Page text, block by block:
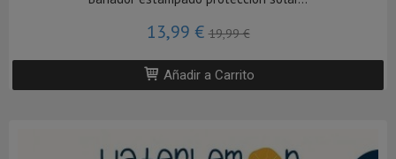
13,99 €19,99 €
Añadir a Carrito